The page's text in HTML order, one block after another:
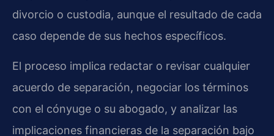
divorcio o custodia, aunque el resultado de cada
caso depende de sus hechos específicos.
El proceso implica redactar o revisar cualquier
acuerdo de separación, negociar los términos
con el cónyuge o su abogado, y analizar las
implicaciones financieras de la separación bajo